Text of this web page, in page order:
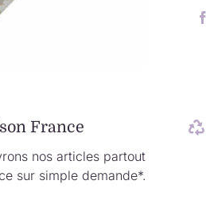
France
nos articles partout
sur simple demande*.